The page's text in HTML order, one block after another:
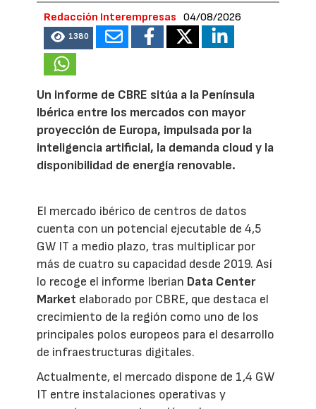
Redacción Interempresas 04/08/2026
1380
Un informe de CBRE sitúa a la Península
Ibérica entre los mercados con mayor
proyección de Europa, impulsada por la
inteligencia artificial, la demanda cloud y la
disponibilidad de energía renovable.
El mercado ibérico de centros de datos
cuenta con un potencial ejecutable de 4,5
GW IT a medio plazo, tras multiplicar por
más de cuatro su capacidad desde 2019. Así
lo recoge el informe Iberian Data Center
Market elaborado por CBRE, que destaca el
crecimiento de la región como uno de los
principales polos europeos para el desarrollo
de infraestructuras digitales.
Actualmente, el mercado dispone de 1,4 GW
IT entre instalaciones operativas y